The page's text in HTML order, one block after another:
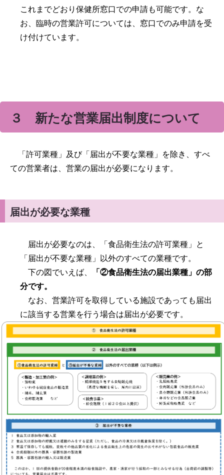
これまでどおり保健所窓口での申請も可能です。な
お、臨時の営業許可については、窓口でのみ申請を受
け付けています。
３ 新たな営業届出制度について
「許可業種」及び「届出が不要な業種」を除き、すべ
ての営業者は、営業の届出が必要になります。
届出が必要な業種
届出が必要なのは、「食品衛生法の許可業種」と
「届出が不要な業種」以外のすべての業種です。
下の図でいえば、
「②食品衛生法の届出業種」の部
分です。
なお、営業許可を取得している施設であっても届出
に該当する営業を行う場合は届出が必要です。